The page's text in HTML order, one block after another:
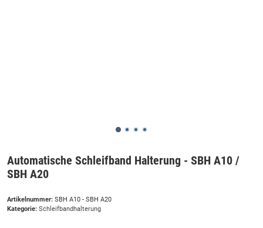
Automatische Schleifband Halterung - SBH A10 /
SBH A20
Artikelnummer: SBH A10 - SBH A20
Kategorie: Schleifbandhalterung